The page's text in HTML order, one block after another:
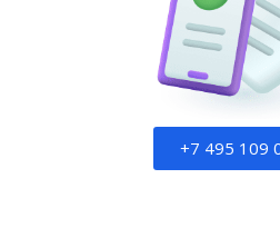
ВИД НАНЕСЕНИЯ
+7 495 109